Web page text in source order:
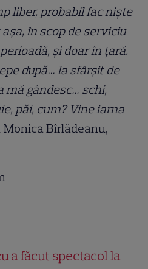
liber, probabil fac niște
în scop de serviciu
și doar în țară.
după… la sfârșit de
mă gândesc… schi,
păi, cum? Vine iarna
Bîrlădeanu,
a făcut spectacol la